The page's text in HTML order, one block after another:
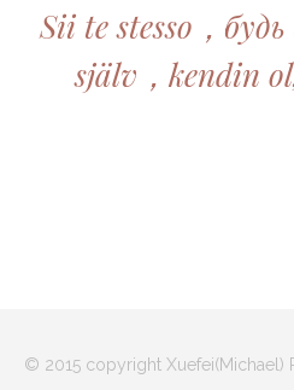
Sii te stesso，
själv，kendin
© 2015 copyright